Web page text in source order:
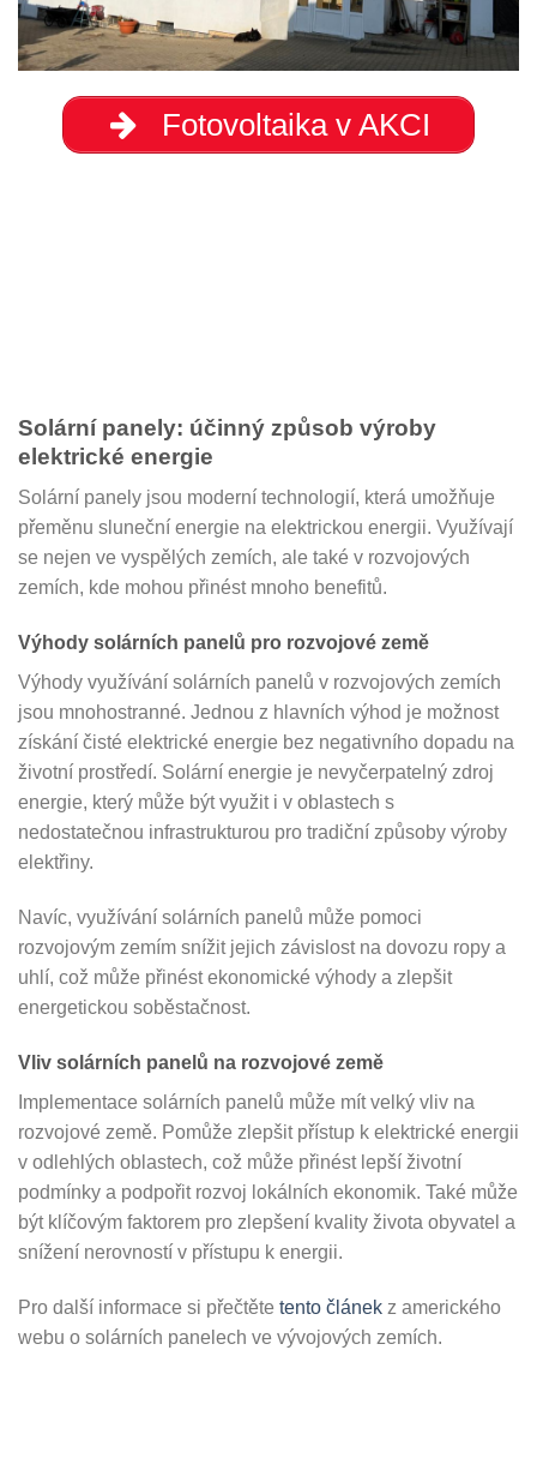
Fotovoltaika v AKCI
Solární panely: účinný způsob výroby
elektrické energie
Solární panely jsou moderní technologií, která umožňuje
přeměnu sluneční energie na elektrickou energii. Využívají
se nejen ve vyspělých zemích, ale také v rozvojových
zemích, kde mohou přinést mnoho benefitů.
Výhody solárních panelů pro rozvojové země
Výhody využívání solárních panelů v rozvojových zemích
jsou mnohostranné. Jednou z hlavních výhod je možnost
získání čisté elektrické energie bez negativního dopadu na
životní prostředí. Solární energie je nevyčerpatelný zdroj
energie, který může být využit i v oblastech s
nedostatečnou infrastrukturou pro tradiční způsoby výroby
elektřiny.
Navíc, využívání solárních panelů může pomoci
rozvojovým zemím snížit jejich závislost na dovozu ropy a
uhlí, což může přinést ekonomické výhody a zlepšit
energetickou soběstačnost.
Vliv solárních panelů na rozvojové země
Implementace solárních panelů může mít velký vliv na
rozvojové země. Pomůže zlepšit přístup k elektrické energii
v odlehlých oblastech, což může přinést lepší životní
podmínky a podpořit rozvoj lokálních ekonomik. Také může
být klíčovým faktorem pro zlepšení kvality života obyvatel a
snížení nerovností v přístupu k energii.
Pro další informace si přečtěte tento článek z amerického
webu o solárních panelech ve vývojových zemích.